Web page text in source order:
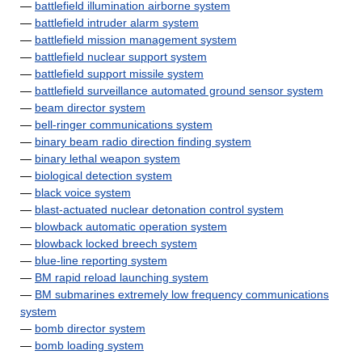
— battlefield illumination airborne system
— battlefield intruder alarm system
— battlefield mission management system
— battlefield nuclear support system
— battlefield support missile system
— battlefield surveillance automated ground sensor system
— beam director system
— bell-ringer communications system
— binary beam radio direction finding system
— binary lethal weapon system
— biological detection system
— black voice system
— blast-actuated nuclear detonation control system
— blowback automatic operation system
— blowback locked breech system
— blue-line reporting system
— BM rapid reload launching system
— BM submarines extremely low frequency communications
system
— bomb director system
— bomb loading system